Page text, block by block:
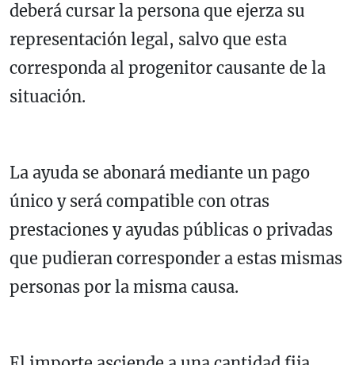
deberá cursar la persona que ejerza su
representación legal, salvo que esta
corresponda al progenitor causante de la
situación.
La ayuda se abonará mediante un pago
único y será compatible con otras
prestaciones y ayudas públicas o privadas
que pudieran corresponder a estas mismas
personas por la misma causa.